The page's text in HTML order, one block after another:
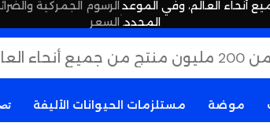
أنحاء العالم، وفي الموعد
المحدد.
·
الرسوم الجمركية
السعر
موضة مستلزمات الحيوانات الأليفة